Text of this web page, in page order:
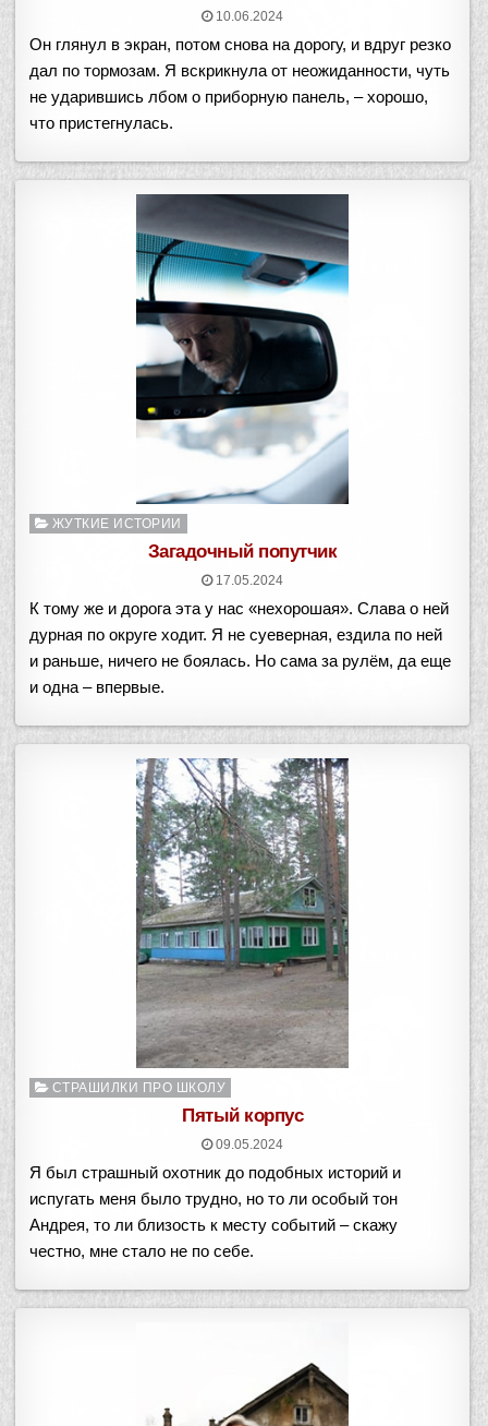
10.06.2024
Он глянул в экран, потом снова на дорогу, и вдруг резко
дал по тормозам. Я вскрикнула от неожиданности, чуть
не ударившись лбом о приборную панель, – хорошо,
что пристегнулась.
Опубликовано
ЖУТКИЕ ИСТОРИИ
Загадочный попутчик
17.05.2024
К тому же и дорога эта у нас «нехорошая». Cлава о ней
дурная по округе ходит. Я не суеверная, ездила по ней
и раньше, ничего не боялась. Но сама за рулём, да еще
и одна – впервые.
Опубликовано
СТРАШИЛКИ ПРО ШКОЛУ
Пятый корпус
09.05.2024
Я был страшный охотник до подобных историй и
испугать меня было трудно, но то ли особый тон
Андрея, то ли близость к месту событий – скажу
честно, мне стало не по себе.